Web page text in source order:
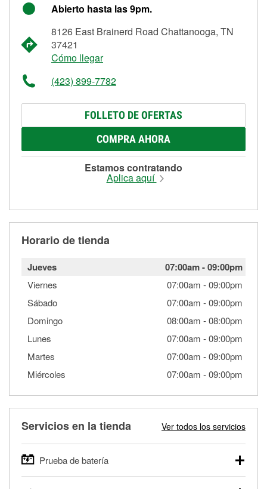
Abierto hasta las 9pm.
8126 East Brainerd Road Chattanooga, TN
37421
Cómo llegar
(423) 899-7782
FOLLETO DE OFERTAS
COMPRA AHORA
Estamos contratando
Aplica aquí
Horario de tienda
Jueves 07:00am-09:00pm
Viernes 07:00am -09:00pm
Sábado
07:00am -09:00pm
Domingo
08:00am -08:00pm
Lunes
07:00am -09:00pm
Martes
07:00am -09:00pm
Miércoles
07:00am -09:00pm
Servicios en la tienda Ver todos los servicios
Prueba de batería